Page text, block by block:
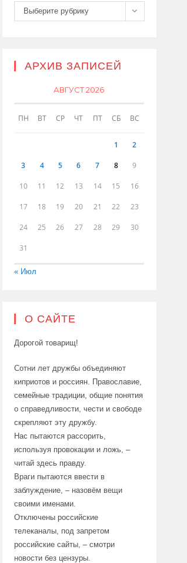
Рубрики
Выберите рубрику
АРХИВ ЗАПИСЕЙ
АВГУСТ 2026
ПН ВТ СР ЧТ ПТ СБ ВС
1 2
3 4 5 6 7 8 9
10 11 12 13 14 15 16
17 18 19 20 21 22 23
24 25 26 27 28 29 30
31
« Июл
О САЙТЕ
Дорогой товарищ!
Сотни лет дружбы объединяют
киприотов и россиян. Православие,
семейные традиции, общие понятия
о справедливости, чести и свободе
скрепляют эту дружбу.
Нас пытаются рассорить,
используя провокации и ложь, –
читай здесь правду.
Враги пытаются ввести в
заблуждение, – назовём вещи
своими именами.
Отключены российские
телеканалы, под запретом
российские сайты, – смотри
новости без цензуры.